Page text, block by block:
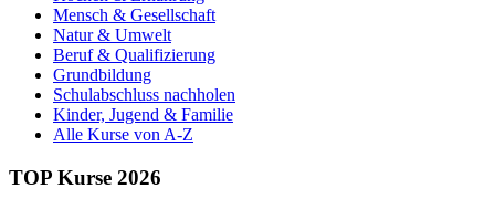
Mensch & Gesellschaft
Natur & Umwelt
Beruf & Qualifizierung
Grundbildung
Schulabschluss nachholen
Kinder, Jugend & Familie
Alle Kurse von A-Z
TOP Kurse 2026